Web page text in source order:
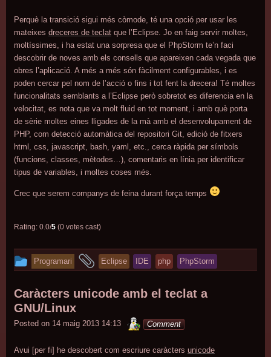
Perquè la transició sigui més còmode, té una opció per usar les
mateixes dreceres de teclat que l’Eclipse. Jo en faig servir moltes,
moltíssimes, i ha estat una sorpresa que el PhpStorm te’n faci
descobrir de noves amb els consells que apareixen cada vegada que
obres l’aplicació. A més a més són fàcilment configurables, i es
poden cercar pel nom de l’acció o fins i tot fent la drecera! Té moltes
funcionalitats semblants a l’Eclipse però sobretot es diferencia en la
velocitat, es nota que va molt fluid en tot moment, i amb què porta
de sèrie moltes eines lligades de la mà amb el desenvolupament de
PHP, com detecció automàtica del repositori Git, edició de fitxers
html, css, javascript, bash, yaml, etc., cerca ràpida per símbols
(funcions, classes, mètodes…), comentaris en línia per identificar
tipus de variables, i moltes coses més.
Crec que serem companys de feina durant força temps
Rating: 0.0/5 (0 votes cast)
This
entry
was
posted
in
Programari
and
Eclipse IDE php PhpStorm
Caràcters unicode amb el teclat a
GNU/Linux
Posted on 14 maig 2013 14:13 minterior
Comment
Avui [per fi] he descobert com escriure caràcters unicode